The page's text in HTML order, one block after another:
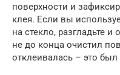
поверхности и
клея. Если вы
на стекло, разгладьте
не до конца очистил
отклеивалась – это